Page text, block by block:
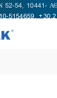
54, 10441-
5154659,